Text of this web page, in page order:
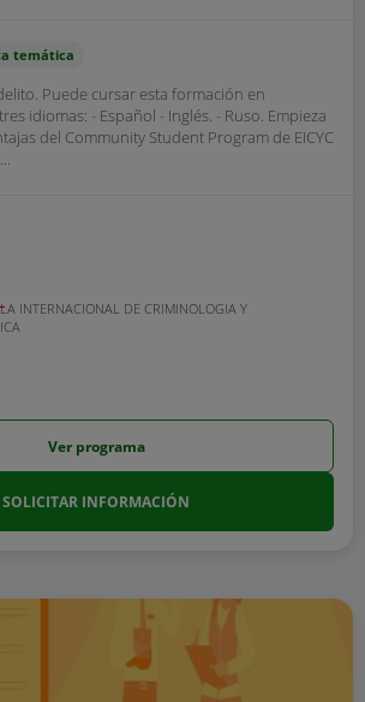
temática
Puede cursar esta formación en
idiomas: - Español - Inglés. - Ruso. Empieza
del Community Student Program de EICYC
INTERNACIONAL DE CRIMINOLOGIA Y
Ver programa
SOLICITAR INFORMACIÓN